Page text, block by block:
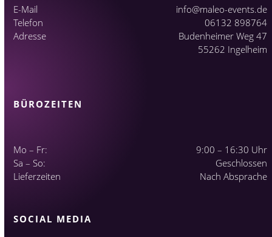
E-Mail
info@maleo-events.de
Telefon
06132 898764
Adresse
Budenheimer Weg 47
55262 Ingelheim
BÜROZEITEN
Mo – Fr:
9:00 – 16:30 Uhr
Sa – So:
Geschlossen
Lieferzeiten
Nach Absprache
SOCIAL MEDIA